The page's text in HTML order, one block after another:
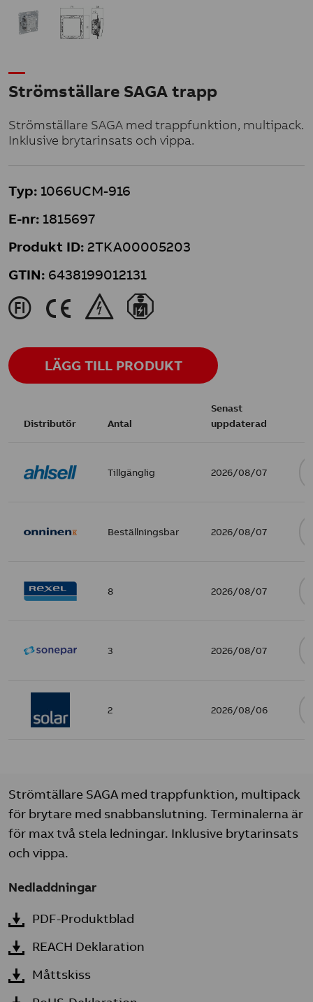
Strömställare SAGA trapp
Strömställare SAGA med trappfunktion, multipack.
Inklusive brytarinsats och vippa.
Typ: 1066UCM-916
E-nr: 1815697
Produkt ID: 2TKA00005203
GTIN: 6438199012131
J K & }
LÄGG TILL PRODUKT
Distributör Antal
Senast
uppdaterad
Tillgänglig 2026/08/07
Beställningsbar 2026/08/07
8 2026/08/07
3 2026/08/07
2 2026/08/06
Strömtällare SAGA med trappfunktion, multipack
för brytare med snabbanslutning. Terminalerna är
för max två stela ledningar. Inklusive brytarinsats
och vippa.
Nedladdningar
PDF-Produktblad
REACH Deklaration
Måttskiss